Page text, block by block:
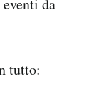
da
tutto: